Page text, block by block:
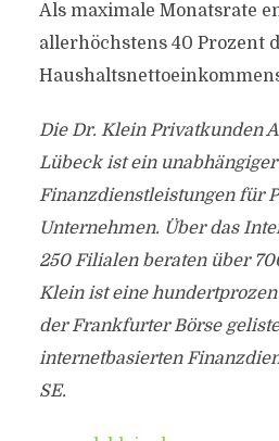
Als maximale Monatsrate
allerhöchstens 40 Prozent
Die Dr. Klein Privatkunden
Lübeck ist ein
Finanzdienstleistungen für
Unternehmen. Über das
250 Filialen beraten über
Klein ist eine
der Frankfurter Börse
internetbasierten
SE.